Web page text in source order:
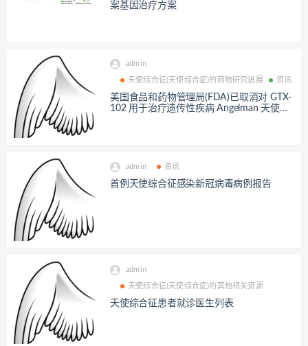
案基因治疗方案
admin
天使综合征(天使综合症)的药物研究进展 资讯
美国食品和药物管理局(FDA)已取消对 GTX-
102 用于治疗遗传性疾病 Angelman 天使综
admin 资讯
首例天使综合征感染新冠病毒病例报告
admin
天使综合征(天使综合症)的其他相关资源
天使综合征患者就诊医生列表